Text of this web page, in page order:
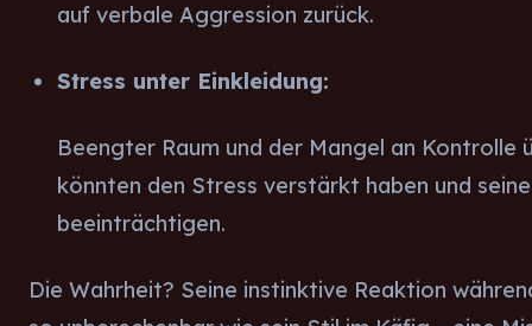
auf verbale Aggression zurück.
Stress unter Einkleidung:
Beengter Raum und der Mangel an Kontrolle
könnten den Stress verstärkt haben und
beeinträchtigen.
Die Wahrheit? Seine instinktive Reaktion